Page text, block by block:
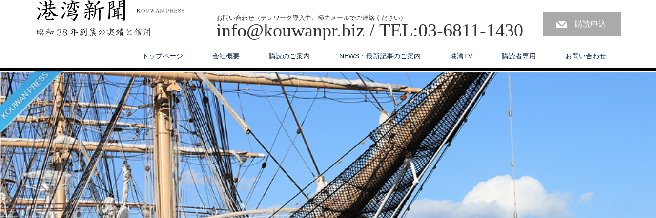
お問い合わせ（テレワーク導入中、極力メールでご連絡ください）
info@kouwanpr.biz / TEL:03-6811-1430 購読申込
トップページ 会社概要 購読のご案内 NEWS・最新記事のご案内 港湾TV 購読者専用 お問い合わせ